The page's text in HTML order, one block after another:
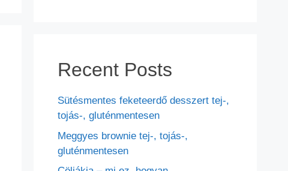
Recent Posts
Sütésmentes feketeerdő desszert tej-,
tojás-, gluténmentesen
Meggyes brownie tej-, tojás-,
gluténmentesen